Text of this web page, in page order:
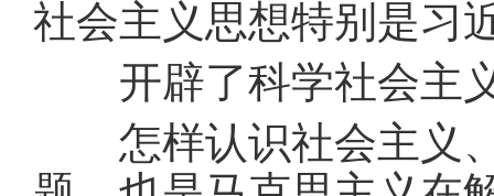
社会主义思想特别是习
开辟了科学社会主
怎样认识社会主义、